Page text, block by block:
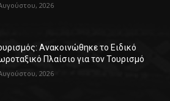
2026
Ανακοινώθηκε το Ειδικό
Πλαίσιο για τον Τουρισμό
2026